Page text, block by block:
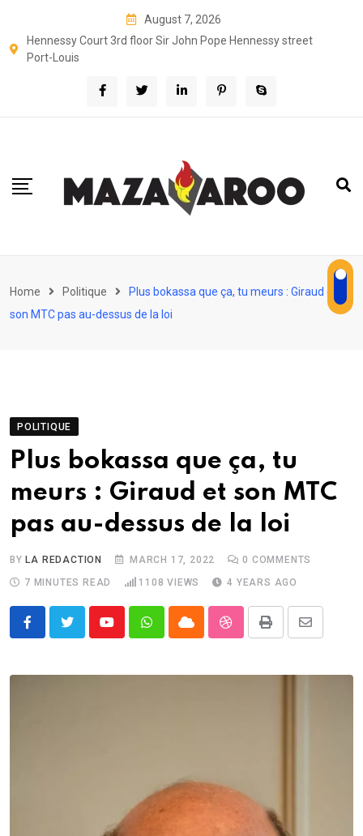
content
August 7, 2026
Hennessy Court 3rd floor Sir John Pope Hennessy street
Port-Louis
Home Politique
Plus bokassa que ça, tu meurs : Giraud et
son MTC pas au-dessus de la loi
POLITIQUE
Plus bokassa que ça, tu
meurs : Giraud et son MTC
pas au-dessus de la loi
BYLA REDACTION MARCH 17, 2022 0 COMMENTS
7 MINUTES READ
1108 VIEWS 4 YEARS AGO
YoutubeWhatsappCloud StumbleUpon
Print
Share
Email